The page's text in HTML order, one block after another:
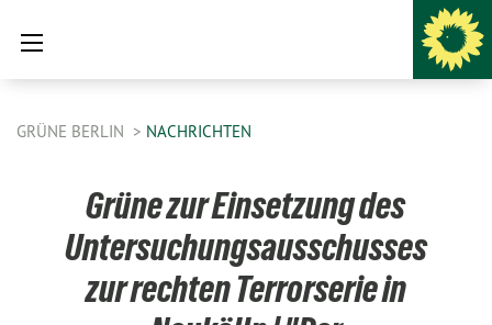
GRÜNE BERLIN NACHRICHTEN
Grüne zur Einsetzung des
Untersuchungsausschusses
zur rechten Terrorserie in